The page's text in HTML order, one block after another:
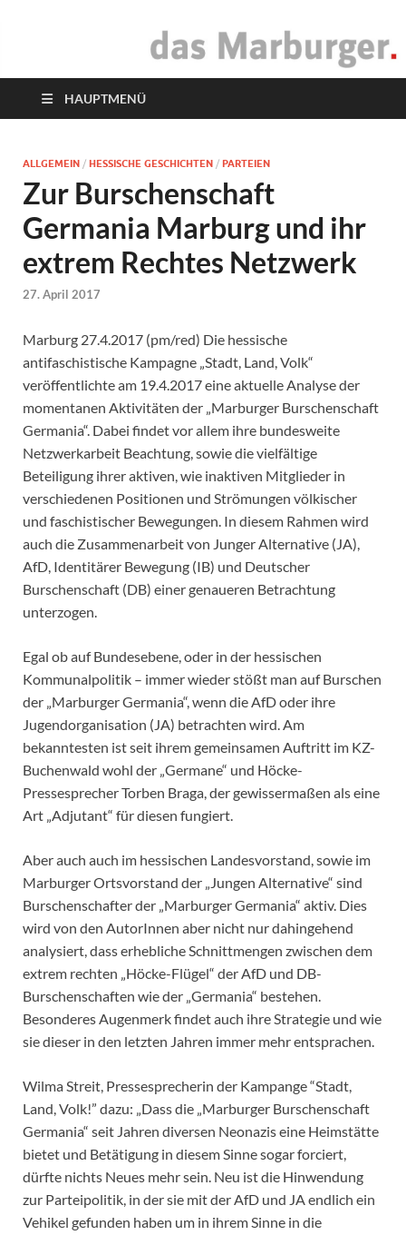
das Marburger.
HAUPTMENÜ
ALLGEMEIN / HESSISCHE GESCHICHTEN / PARTEIEN
Zur Burschenschaft
Germania Marburg und ihr
extrem Rechtes Netzwerk
27. April 2017
Marburg 27.4.2017 (pm/red) Die hessische
antifaschistische Kampagne „Stadt, Land, Volk“
veröffentlichte am 19.4.2017 eine aktuelle Analyse der
momentanen Aktivitäten der „Marburger Burschenschaft
Germania“. Dabei findet vor allem ihre bundesweite
Netzwerkarbeit Beachtung, sowie die vielfältige
Beteiligung ihrer aktiven, wie inaktiven Mitglieder in
verschiedenen Positionen und Strömungen völkischer
und faschistischer Bewegungen. In diesem Rahmen wird
auch die Zusammenarbeit von Junger Alternative (JA),
AfD, Identitärer Bewegung (IB) und Deutscher
Burschenschaft (DB) einer genaueren Betrachtung
unterzogen.
Egal ob auf Bundesebene, oder in der hessischen
Kommunalpolitik – immer wieder stößt man auf Burschen
der „Marburger Germania“, wenn die AfD oder ihre
Jugendorganisation (JA) betrachten wird. Am
bekanntesten ist seit ihrem gemeinsamen Auftritt im KZ-
Buchenwald wohl der „Germane“ und Höcke-
Pressesprecher Torben Braga, der gewissermaßen als eine
Art „Adjutant“ für diesen fungiert.
Aber auch auch im hessischen Landesvorstand, sowie im
Marburger Ortsvorstand der „Jungen Alternative“ sind
Burschenschafter der „Marburger Germania“ aktiv. Dies
wird von den AutorInnen aber nicht nur dahingehend
analysiert, dass erhebliche Schnittmengen zwischen dem
extrem rechten „Höcke-Flügel“ der AfD und DB-
Burschenschaften wie der „Germania“ bestehen.
Besonderes Augenmerk findet auch ihre Strategie und wie
sie dieser in den letzten Jahren immer mehr entsprachen.
Wilma Streit, Pressesprecherin der Kampange “Stadt,
Land, Volk!” dazu: „Dass die „Marburger Burschenschaft
Germania“ seit Jahren diversen Neonazis eine Heimstätte
bietet und Betätigung in diesem Sinne sogar forciert,
dürfte nichts Neues mehr sein. Neu ist die Hinwendung
zur Parteipolitik, in der sie mit der AfD und JA endlich ein
Vehikel gefunden haben um in ihrem Sinne in die